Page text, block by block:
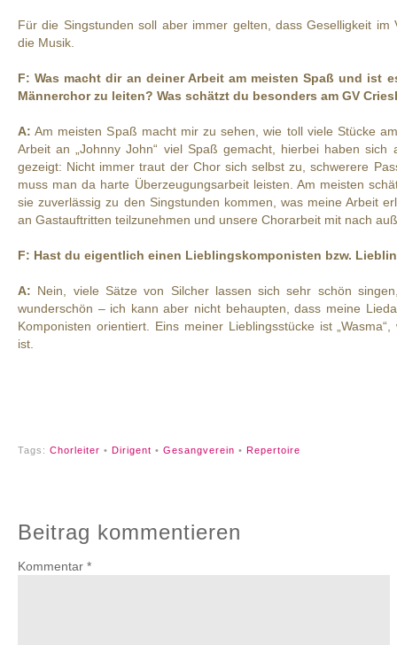
Für die Singstunden soll aber immer gelten, dass Geselligkeit im
die Musik.
F: Was macht dir an deiner Arbeit am meisten Spaß und ist
Männerchor zu leiten? Was schätzt du besonders am GV
A: Am meisten Spaß macht mir zu sehen, wie toll viele Stücke
Arbeit an „Johnny John“ viel Spaß gemacht, hierbei haben sich
gezeigt: Nicht immer traut der Chor sich selbst zu, schwerere
muss man da harte Überzeugungsarbeit leisten. Am meisten
sie zuverlässig zu den Singstunden kommen, was meine Arbeit
an Gastauftritten teilzunehmen und unsere Chorarbeit mit nach
F: Hast du eigentlich einen Lieblingskomponisten bzw.
A: Nein, viele Sätze von Silcher lassen sich sehr schön
wunderschön – ich kann aber nicht behaupten, dass meine
Komponisten orientiert. Eins meiner Lieblingsstücke ist
ist.
Tags: Chorleiter • Dirigent • Gesangverein • Repertoire
Beitrag kommentieren
Kommentar *